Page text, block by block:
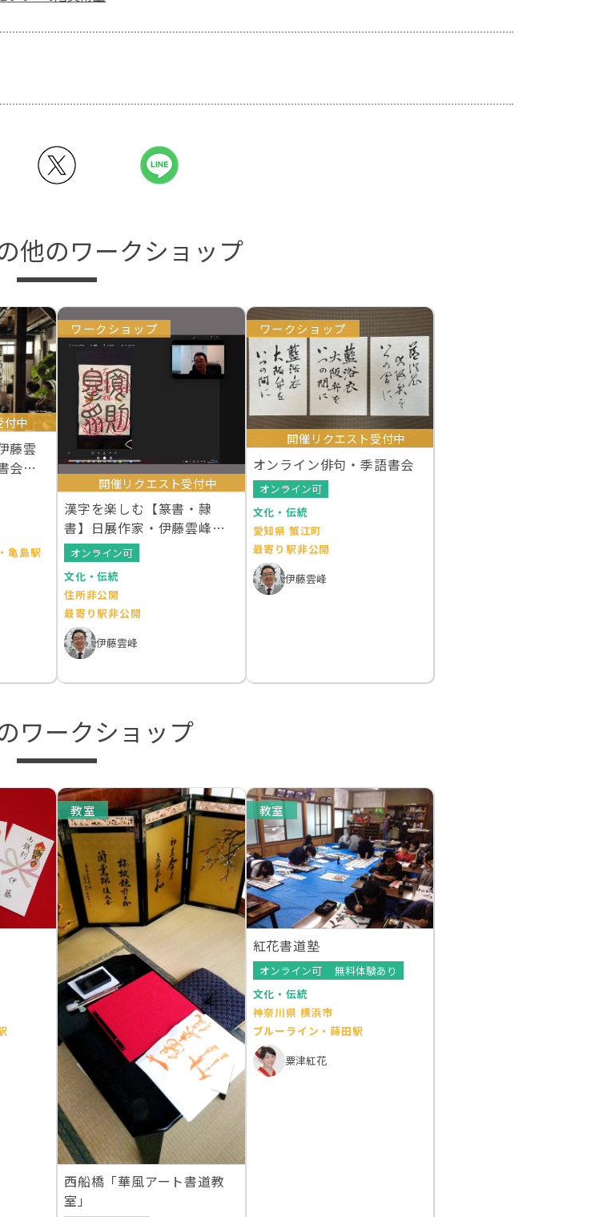
他のワークショップ
付中
藤雲
会の
亀島駅
ワークショップ
開催リクエスト受付中
漢字を楽しむ【篆書・隷
書】日展作家・伊藤雲峰の
オンライン書会
オンライン可
文化・伝統
住所非公開
最寄り駅非公開
伊藤雲峰
ワークショップ
開催リクエスト受付中
オンライン俳句・季語書会
オンライン可
文化・伝統
愛知県 蟹江町
最寄り駅非公開
伊藤雲峰
ワークショップ
教室
西船橋「華風アート書道教
室」
教室
紅花書道塾
オンライン可
無料体験あり
文化・伝統
神奈川県 横浜市
ブルーライン・蒔田駅
粟津紅花